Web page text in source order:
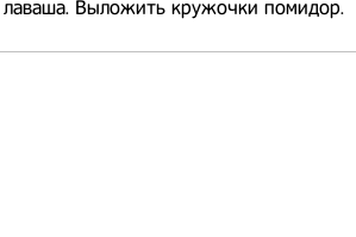
лаваша. Выложить кружочки помидор.